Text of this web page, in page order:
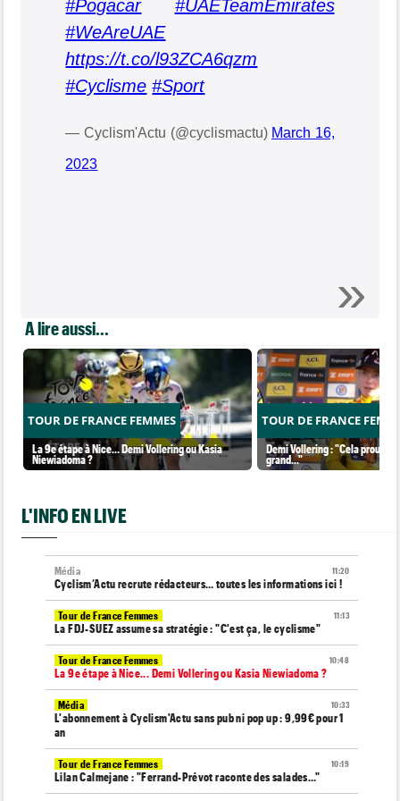
#Pogacar
#UAETeamEmirates
#WeAreUAE
https://t.co/l93ZCA6qzm
#Cyclisme #Sport
— Cyclism'Actu (@cyclismactu) March 16,
2023
A lire aussi...
TOUR DE FRANCE FEMMES
La 9e étape à Nice... Demi Vollering ou Kasia
Niewiadoma ?
TOUR DE FRANCE
Demi Vollering : "Cela prouve
grand..."
L'INFO EN LIVE
11:20
Média
Cyclism’Actu recrute rédacteurs… toutes les informations ici !
11:13
Tour de France Femmes
La FDJ-SUEZ assume sa stratégie : "C'est ça, le cyclisme"
10:48
Tour de France Femmes
La 9e étape à Nice... Demi Vollering ou Kasia Niewiadoma ?
10:33
Média
L'abonnement à Cyclism'Actu sans pub ni pop up : 9,99€ pour 1
an
10:19
Tour de France Femmes
Lilan Calmejane : "Ferrand-Prévot raconte des salades…"